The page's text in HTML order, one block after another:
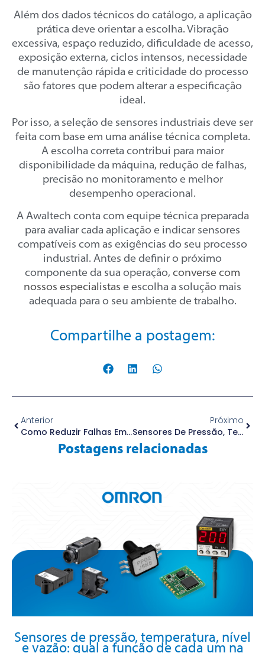
Além dos dados técnicos do catálogo, a aplicação
prática deve orientar a escolha. Vibração
excessiva, espaço reduzido, dificuldade de acesso,
exposição externa, ciclos intensos, necessidade
de manutenção rápida e criticidade do processo
são fatores que podem alterar a especificação
ideal.
Por isso, a seleção de sensores industriais deve ser
feita com base em uma análise técnica completa.
A escolha correta contribui para maior
disponibilidade da máquina, redução de falhas,
precisão no monitoramento e melhor
desempenho operacional.
A Awaltech conta com equipe técnica preparada
para avaliar cada aplicação e indicar sensores
compatíveis com as exigências do seu processo
industrial. Antes de definir o próximo
componente da sua operação, converse com
nossos especialistas e escolha a solução mais
adequada para o seu ambiente de trabalho.
Compartilhe a postagem:
Anterior
Como Reduzir Falhas Em Sistemas Hidráulicos Com Monitoramento De Fluido
Próximo
Sensores De Pressão, Temperatura, Nível E Vazão: Qual A Função De Cada Um Na Automação Industrial
Postagens relacionadas
Sensores de pressão, temperatura, nível
e vazão: qual a função de cada um na